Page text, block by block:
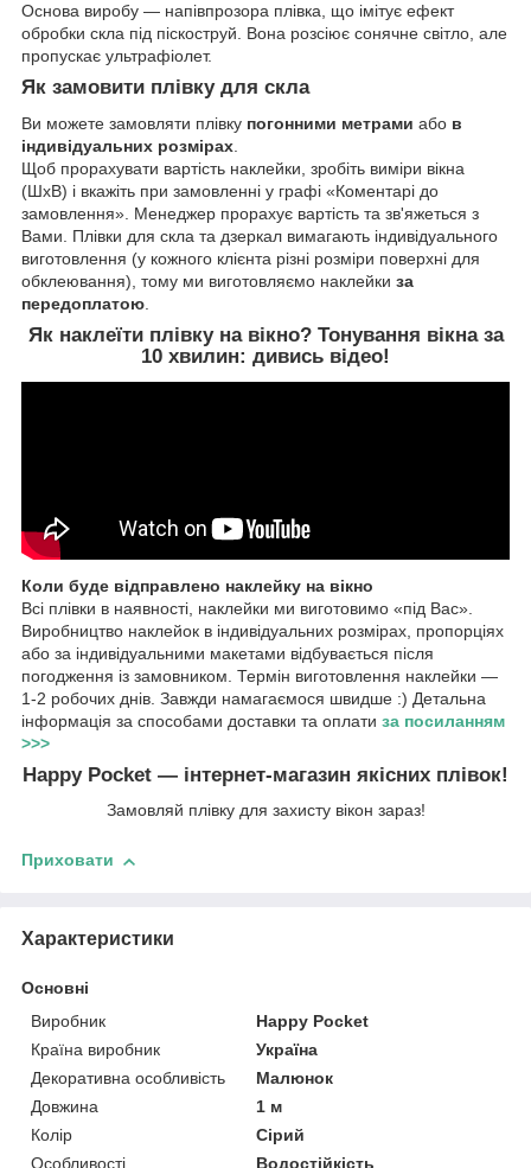
Основа виробу — напівпрозора плівка, що імітує ефект
обробки скла під піскоструй. Вона розсіює сонячне світло, але
пропускає ультрафіолет.
Як замовити плівку для скла
Ви можете замовляти плівку погонними метрами або в
індивідуальних розмірах
Щоб прорахувати вартість наклейки, зробіть виміри вікна
(ШхВ) і вкажіть при замовленні у графі «Коментарі до
замовлення». Менеджер прорахує вартість та зв'яжеться з
Вами. Плівки для скла та дзеркал вимагають індивідуального
виготовлення (у кожного клієнта різні розміри поверхні для
обклеювання), тому ми виготовляємо наклейки за
передоплатою
Як наклеїти плівку на вікно? Тонування вікна за
10 хвилин: дивись відео!
Коли буде відправлено наклейку на вікно
Всі плівки в наявності, наклейки ми виготовимо «під Вас».
Виробництво наклейок в індивідуальних розмірах, пропорціях
або за індивідуальними макетами відбувається після
погодження із замовником. Термін виготовлення наклейки —
1-2 робочих днів. Завжди намагаємося швидше :) Детальна
інформація за способами доставки та оплати за посиланням
>>>
Happy Pocket — інтернет-магазин якісних плівок!
Замовляй плівку для захисту вікон зараз!
Приховати
Характеристики
Основні
Виробник
Happy Pocket
Країна виробник
Україна
Декоративна особливість
Малюнок
Довжина
1 м
Колір
Сірий
Особливості
Водостійкість